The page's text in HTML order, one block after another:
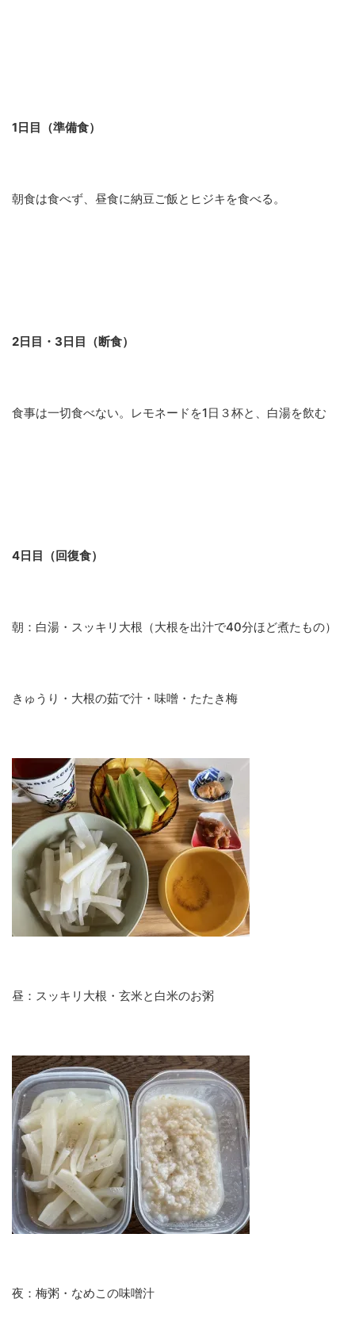
1日目（準備食）
朝食は食べず、昼食に納豆ご飯とヒジキを食べる。
2日目・3日目（断食）
食事は一切食べない。レモネードを1日３杯と、白湯を飲む
4日目（回復食）
朝：白湯・スッキリ大根（大根を出汁で40分ほど煮たもの）
きゅうり・大根の茹で汁・味噌・たたき梅
昼：スッキリ大根・玄米と白米のお粥
夜：梅粥・なめこの味噌汁